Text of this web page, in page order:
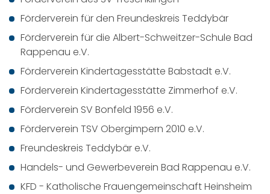
Förderverein für den Freundeskreis Teddybär
Förderverein für die Albert-Schweitzer-Schule Bad
Rappenau e.V.
Förderverein Kindertagesstätte Babstadt e.V.
Förderverein Kindertagesstätte Zimmerhof e.V.
Förderverein SV Bonfeld 1956 e.V.
Förderverein TSV Obergimpern 2010 e.V.
Freundeskreis Teddybär e.V.
Handels- und Gewerbeverein Bad Rappenau e.V.
KFD - Katholische Frauengemeinschaft Heinsheim